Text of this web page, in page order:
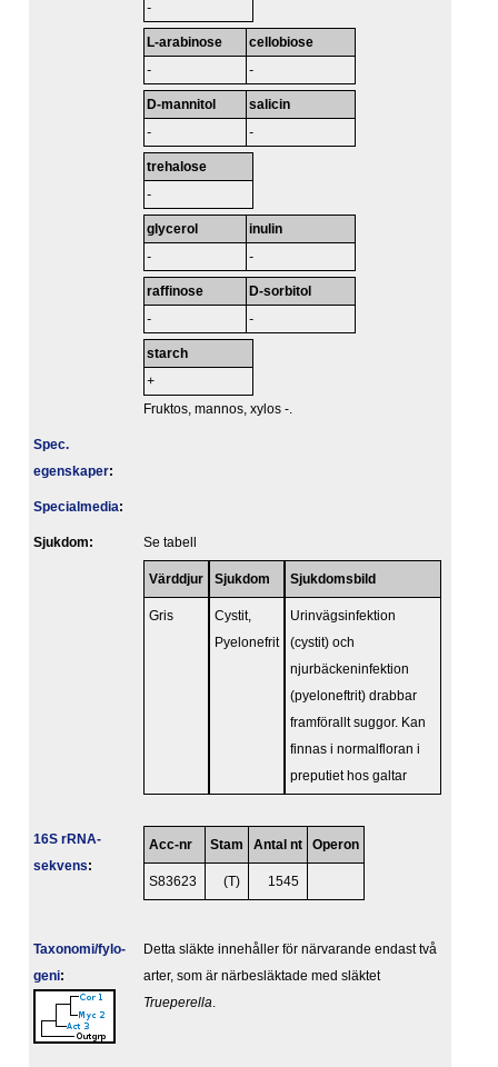
-
L-arabinose
-
cellobiose
-
D-mannitol
-
salicin
-
trehalose
-
glycerol
-
inulin
-
raffinose
-
D-sorbitol
-
starch
+
Fruktos, mannos, xylos -.
Spec.
egenskaper:
Specialmedia:
Sjukdom: Se tabell
Värddjur Sjukdom Sjukdomsbild
Gris
Cystit,
Pyelonefrit
Urinvägsinfektion
(cystit) och
njurbäckeninfektion
(pyeloneftrit) drabbar
framförallt suggor. Kan
finnas i normalfloran i
preputiet hos galtar
16S rRNA-
sekvens:
Acc-nr Stam Antal nt Operon
S83623 (T) 1545
Taxonomi/fylo­
geni:
Detta släkte innehåller för närvarande endast två
arter, som är närbesläktade med släktet
Trueperella